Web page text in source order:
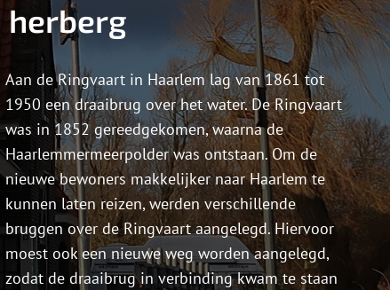
herberg
Aan de Ringvaart in Haarlem lag van 1861 tot
1950 een draaibrug over het water. De Ringvaart
was in 1852 gereedgekomen, waarna de
Haarlemmermeerpolder was ontstaan. Om de
nieuwe bewoners makkelijker naar Haarlem te
kunnen laten reizen, werden verschillende
bruggen over de Ringvaart aangelegd. Hiervoor
moest ook een nieuwe weg worden aangelegd,
zodat de draaibrug in verbinding kwam te staan